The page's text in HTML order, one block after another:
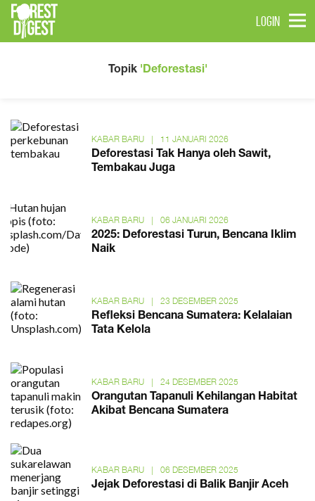
LOGIN
Topik 'Deforestasi'
KABAR BARU | 11 JANUARI 2026
Deforestasi Tak Hanya oleh Sawit,
Tembakau Juga
KABAR BARU | 06 JANUARI 2026
2025: Deforestasi Turun, Bencana Iklim
Naik
KABAR BARU | 23 DESEMBER 2025
Refleksi Bencana Sumatera: Kelalaian
Tata Kelola
KABAR BARU | 24 DESEMBER 2025
Orangutan Tapanuli Kehilangan Habitat
Akibat Bencana Sumatera
KABAR BARU | 06 DESEMBER 2025
Jejak Deforestasi di Balik Banjir Aceh